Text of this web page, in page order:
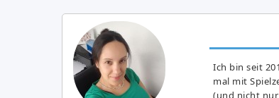
Ich bin seit
mal mit
(und nicht